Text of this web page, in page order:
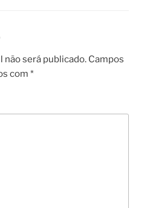
não será publicado. Campos
com *